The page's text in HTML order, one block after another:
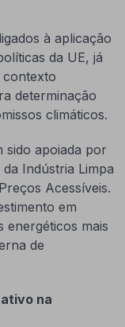
à aplicação
da UE, já
contexto
determinação
climáticos.
sido apoiada por
Indústria Limpa
Acessíveis.
em
energéticos mais
de
na